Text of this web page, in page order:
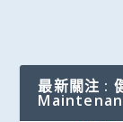
最新關注 :